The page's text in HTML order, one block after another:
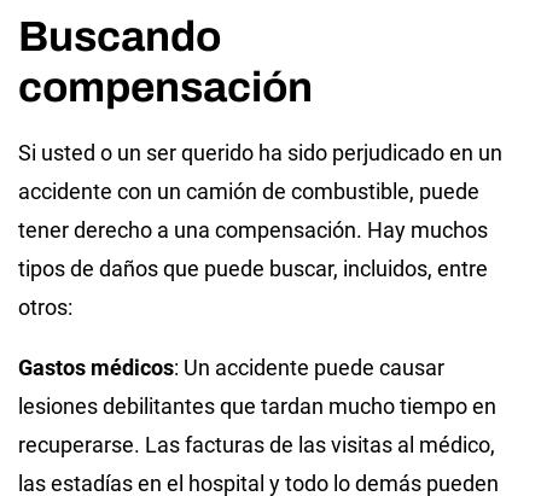
Buscando
compensación
Si usted o un ser querido ha sido perjudicado en un
accidente con un camión de combustible, puede
tener derecho a una compensación. Hay muchos
tipos de daños que puede buscar, incluidos, entre
otros:
Gastos médicos: Un accidente puede causar
lesiones debilitantes que tardan mucho tiempo en
recuperarse. Las facturas de las visitas al médico,
las estadías en el hospital y todo lo demás pueden